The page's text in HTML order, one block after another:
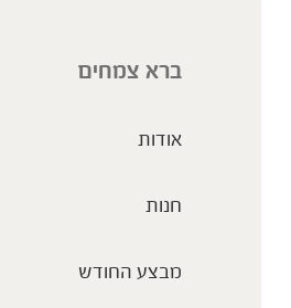
ברא צמחים
אודות
חנות
מבצע החודש